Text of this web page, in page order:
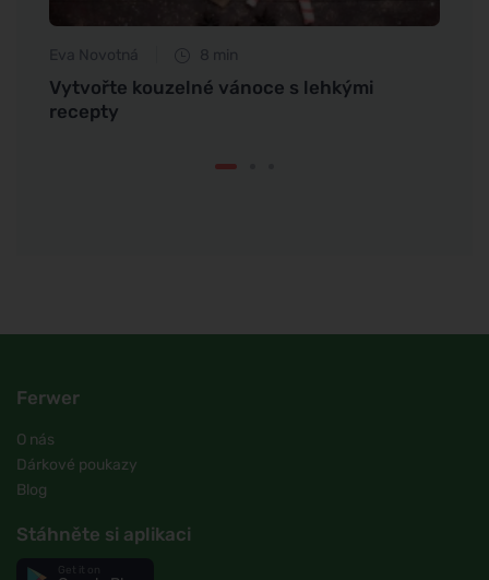
Eva Novotná 8 min
Vytvořte kouzelné vánoce s lehkými
recepty
Ferwer
O nás
Dárkové poukazy
Blog
Stáhněte si aplikaci